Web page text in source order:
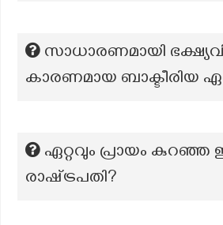
സാധാരണമായി
കാരണമായ ബാക്ടീരിയ
ഏറ്റവും പ്രായം കുറഞ്ഞ
രാഷ്‌ട്രപതി?